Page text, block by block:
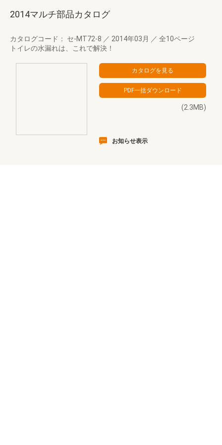
2014マルチ部品カタログ
カタログコード： セ-MT72-8 ／ 2014年03月 ／ 全10ページ
トイレの水漏れは、これで解決！
(2.3MB)
お知らせ表示